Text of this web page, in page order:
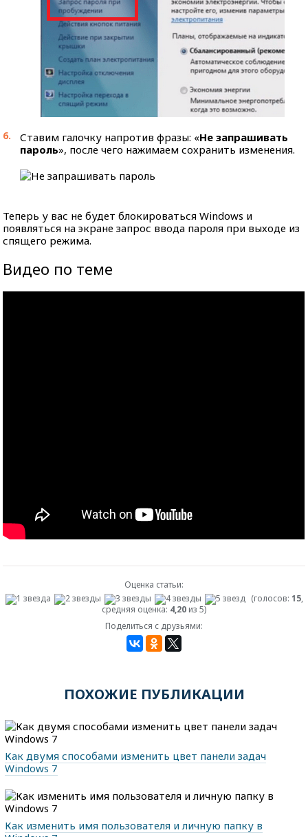
Ставим галочку напротив фразы: «Не запрашивать
пароль», после чего нажимаем сохранить изменения.
Теперь у вас не будет блокироваться Windows и
появляться на экране запрос ввода пароля при выходе из
спящего режима.
Видео по теме
Оценка статьи:
(голосов: 15,
средняя оценка: 4,20 из 5)
Поделиться с друзьями:
ПОХОЖИЕ ПУБЛИКАЦИИ
Как двумя способами изменить цвет панели задач
Windows 7
Как изменить имя пользователя и личную папку в